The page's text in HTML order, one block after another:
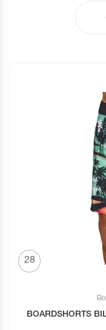
28
BOARDSHORTS